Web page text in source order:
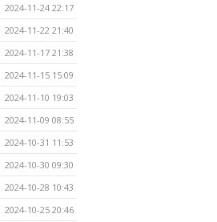
2024-11-24 22:17
2024-11-22 21:40
2024-11-17 21:38
2024-11-15 15:09
2024-11-10 19:03
2024-11-09 08:55
2024-10-31 11:53
2024-10-30 09:30
2024-10-28 10:43
2024-10-25 20:46